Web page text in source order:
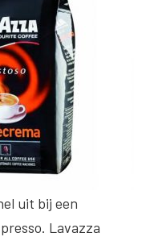
uit bij een
Lavazza